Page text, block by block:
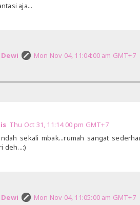
aja...
Mon Nov 04, 11:04:00 am GMT+7
Thu Oct 31, 11:14:00 pm GMT+7
sekali mbak...rumah sangat
deh...:)
Mon Nov 04, 11:05:00 am GMT+7